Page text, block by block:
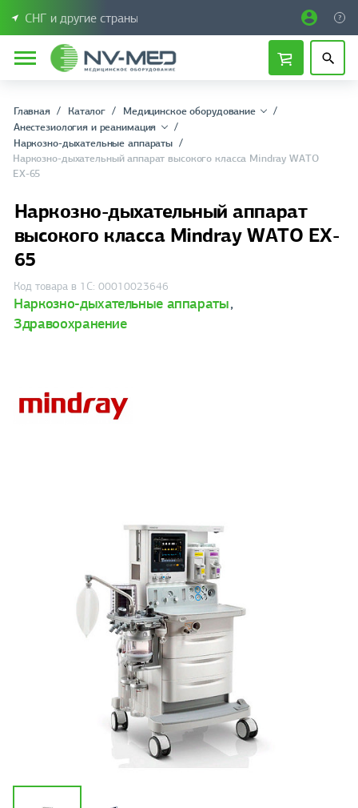
СНГ и другие страны
Главная Каталог
Медицинское оборудование
Анестезиология и реанимация
Наркозно-дыхательные аппараты
Наркозно-дыхательный аппарат высокого класса Mindray WATO
EX-65
Наркозно-дыхательный аппарат
высокого класса Mindray WATO EX-
65
Код товара в 1С: 00010023646
Наркозно-дыхательные аппараты,
Здравоохранение